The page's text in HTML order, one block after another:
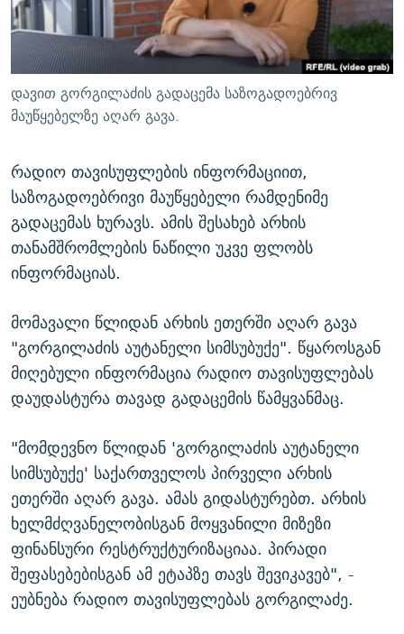
ᲛᲝᲚᲐᲞᲐᲠᲐᲙᲔ ᲢᲔᲥᲡᲢᲔᲑᲘ
ᲨᲘᲜ - ᲣᲪᲮᲝᲔᲗᲨᲘ
ᲚᲘᲢᲔᲠᲐᲢᲣᲠᲣᲚᲘ ᲬᲐᲮᲜᲐᲒᲔᲑᲘ
ᲐᲛᲔᲠᲘᲙᲣᲚᲘ ᲛᲝᲗᲮᲠᲝᲑᲐ
ᲩᲔᲛᲘ ᲡᲘᲙᲕᲓᲘᲚᲘᲡ ᲛᲘᲖᲔᲖᲘᲐ COVID-19
11 ᲬᲔᲚᲘ - 11 ᲐᲛᲑᲐᲕᲘ
ᲡᲐᲞᲐᲠᲚᲐᲛᲔᲜᲢᲝ ᲐᲠᲩᲔᲕᲜᲔᲑᲘᲡ ᲘᲡᲢᲝᲠᲘᲐ
ᲑᲐᲕᲨᲕᲔᲑᲘ ᲞᲠᲝᲡᲢᲘᲢᲣᲪᲘᲐᲨᲘ - ᲐᲛᲝᲣᲗᲥᲛᲔᲚᲘ ᲐᲛᲑᲐᲕᲘ
ᲐᲒᲕᲘᲡᲢᲝᲡ ᲝᲛᲘ
ПРИВЕТ ᲙᲣᲚᲢᲣᲠᲐ
ᲒᲐᲛᲝᲘᲬᲔᲠᲔ
დავით გორგილაძის გადაცემა საზოგადოებრივ
მაუწყებელზე აღარ გავა.
რადიო თავისუფლების ინფორმაციით,
საზოგადოებრივი მაუწყებელი რამდენიმე
გადაცემას ხურავს. ამის შესახებ არხის
თანამშრომლების ნაწილი უკვე ფლობს
ინფორმაციას.
მომავალი წლიდან არხის ეთერში აღარ გავა
"გორგილაძის აუტანელი სიმსუბუქე". წყაროსგან
მიღებული ინფორმაცია რადიო თავისუფლებას
დაუდასტურა თავად გადაცემის წამყვანმაც.
"მომდევნო წლიდან 'გორგილაძის აუტანელი
სიმსუბუქე' საქართველოს პირველი არხის
ეთერში აღარ გავა. ამას გიდასტურებთ. არხის
ხელმძღვანელობისგან მოყვანილი მიზეზი
ფინანსური რესტრუქტურიზაციაა. პირადი
შეფასებებისგან ამ ეტაპზე თავს შევიკავებ", -
ეუბნება რადიო თავისუფლებას გორგილაძე.